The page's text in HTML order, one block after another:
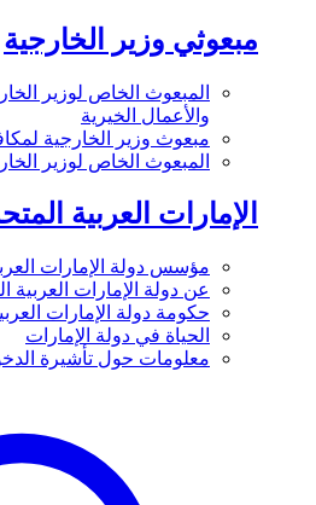
مبعوثي وزير الخارجية
المبعوث الخاص لوزير
والأعمال الخيرية
مبعوث وزير الخارجية
المبعوث الخاص لوزير
الإمارات العربية
مؤسس دولة الإمارات
عن دولة الإمارات العربية
حكومة دولة الإمارات
الحياة في دولة الإمارات
معلومات حول تأشيرة